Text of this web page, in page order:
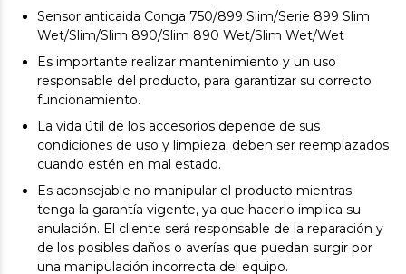
Sensor anticaida Conga 750/899 Slim/Serie 899 Slim
Wet/Slim/Slim 890/Slim 890 Wet/Slim Wet/Wet
Es importante realizar mantenimiento y un uso
responsable del producto, para garantizar su correcto
funcionamiento.
La vida útil de los accesorios depende de sus
condiciones de uso y limpieza; deben ser reemplazados
cuando estén en mal estado.
Es aconsejable no manipular el producto mientras
tenga la garantía vigente, ya que hacerlo implica su
anulación. El cliente será responsable de la reparación y
de los posibles daños o averías que puedan surgir por
una manipulación incorrecta del equipo.